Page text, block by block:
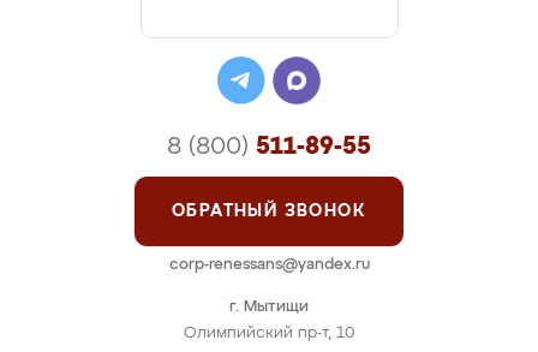
г. Мытищи
Олимпийский пр-т, 10
8 (800) 511-89-55
ОБРАТНЫЙ ЗВОНОК
corp-renessans@yandex.ru